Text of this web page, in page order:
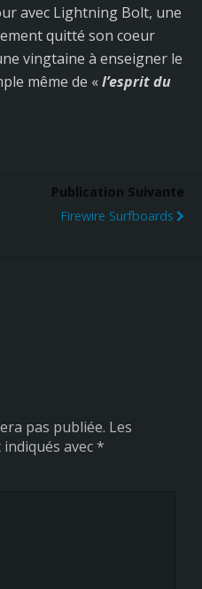
avec Lightning Bolt, une
quitté son coeur
vingtaine à enseigner le
même de «l’esprit du
Publication Suivante
Firewire Surfboards
pas publiée. Les
avec*